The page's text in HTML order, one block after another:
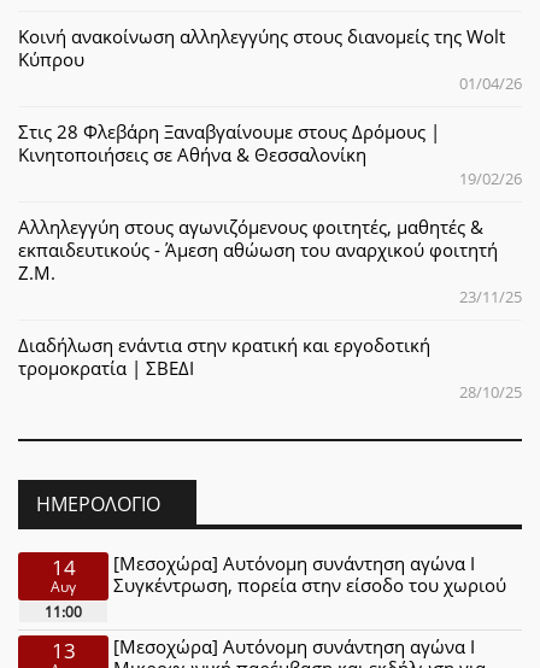
Κοινή ανακοίνωση αλληλεγγύης στους διανομείς της Wolt
Κύπρου
01/04/26
Στις 28 Φλεβάρη Ξαναβγαίνουμε στους Δρόμους |
Κινητοποιήσεις σε Αθήνα & Θεσσαλονίκη
19/02/26
Αλληλεγγύη στους αγωνιζόμενους φοιτητές, μαθητές &
εκπαιδευτικούς - Άμεση αθώωση του αναρχικού φοιτητή
Ζ.Μ.
23/11/25
Διαδήλωση ενάντια στην κρατική και εργοδοτική
τρομοκρατία | ΣΒΕΔΙ
28/10/25
ΗΜΕΡΟΛΌΓΙΟ
14
Αυγ
11:00
[Μεσοχώρα] Αυτόνομη συνάντηση αγώνα Ι
Συγκέντρωση, πορεία στην είσοδο του χωριού
13
[Μεσοχώρα] Αυτόνομη συνάντηση αγώνα Ι